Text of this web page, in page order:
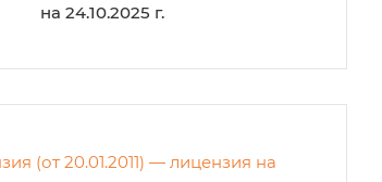
на 24.10.2025 г.